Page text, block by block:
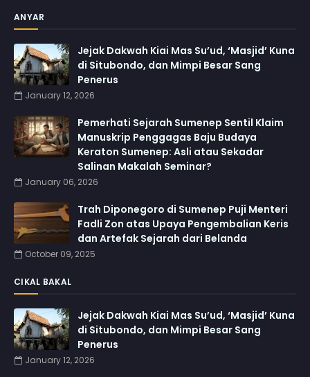
ANYAR
Jejak Dakwah Kiai Mas Su’ud, ‘Masjid’ Kuna
di Situbondo, dan Mimpi Besar Sang
Penerus
January 12, 2026
Pemerhati Sejarah Sumenep Sentil Klaim
Manuskrip Penggagas Baju Budaya
Keraton Sumenep: Asli atau Sekadar
Salinan Makalah Seminar?
January 06, 2026
Trah Diponegoro di Sumenep Puji Menteri
Fadli Zon atas Upaya Pengembalian Keris
dan Artefak Sejarah dari Belanda
October 09, 2025
CIKAL BAKAL
Jejak Dakwah Kiai Mas Su’ud, ‘Masjid’ Kuna
di Situbondo, dan Mimpi Besar Sang
Penerus
January 12, 2026